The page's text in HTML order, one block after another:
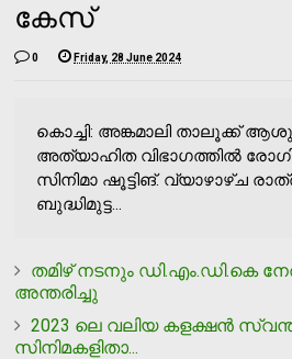
കേസ്
0 Friday, 28 June 2024
കൊച്ചി: അങ്കമാലി താലൂക്ക്
അത്യാഹിത വിഭാഗത്തില്‍
സിനിമാ ഷൂട്ടിങ്. വ്യാഴാഴ്ച
ബുദ്ധിമുട്ട...
തമിഴ് നടനും ഡി.എം.ഡി.കെ
അന്തരിച്ചു
2023 ലെ വലിയ കളക്ഷന്‍
സിനിമകളിതാ...